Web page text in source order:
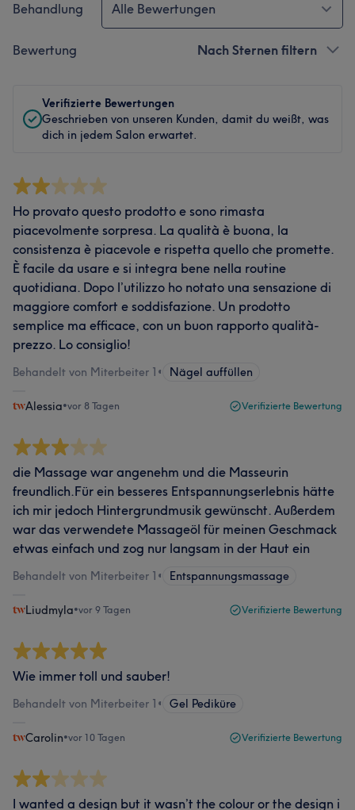
Behandlung Alle Bewertungen
Bewertung Nach Sternen filtern
Verifizierte Bewertungen
Geschrieben von unseren Kunden, damit du weißt, was
dich in jedem Salon erwartet.
Ho provato questo prodotto e sono rimasta
piacevolmente sorpresa. La qualità è buona, la
consistenza è piacevole e rispetta quello che promette.
È facile da usare e si integra bene nella routine
quotidiana. Dopo l’utilizzo ho notato una sensazione di
maggiore comfort e soddisfazione. Un prodotto
semplice ma efficace, con un buon rapporto qualità-
prezzo. Lo consiglio!
Behandelt von Miterbeiter 1 • Nägel auffüllen
Alessia•vor 8 Tagen Verifizierte Bewertung
die Massage war angenehm und die Masseurin
freundlich.Für ein besseres Entspannungserlebnis hätte
ich mir jedoch Hintergrundmusik gewünscht. Außerdem
war das verwendete Massageöl für meinen Geschmack
etwas einfach und zog nur langsam in der Haut ein
Behandelt von Miterbeiter 1 • Entspannungsmassage
Liudmyla•vor 9 Tagen Verifizierte Bewertung
Wie immer toll und sauber!
Behandelt von Miterbeiter 1 • Gel Pediküre
Carolin•vor 10 Tagen Verifizierte Bewertung
I wanted a design but it wasn’t the colour or the design i